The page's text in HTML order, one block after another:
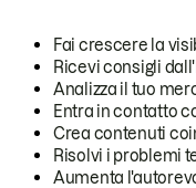
Fai crescere la
Ricevi consigli
Analizza il tuo
Entra in contatto
Crea contenuti
Risolvi i problemi
Aumenta